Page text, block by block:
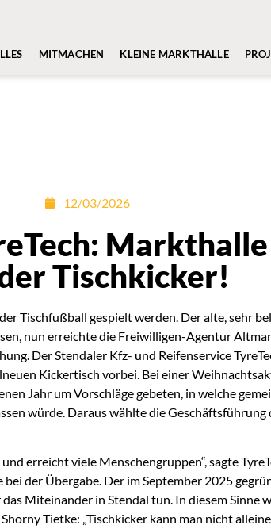
MITMACHEN KLEINE MARKTHALLE
12/03/2026
Tischkicker!
Tischfußball gespielt werden. Der alte, sehr
nun erreichte die Freiwilligen-Agentur
Der Stendaler Kfz- und Reifenservice
Kickertisch vorbei. Bei einer
Jahr um Vorschläge gebeten, in welche
würde. Daraus wählte die
erreicht viele Menschengruppen“, sagte
der Übergabe. Der im September 2025
Miteinander in Stendal tun. In diesem Sinne
Tietke: „Tischkicker kann man nicht